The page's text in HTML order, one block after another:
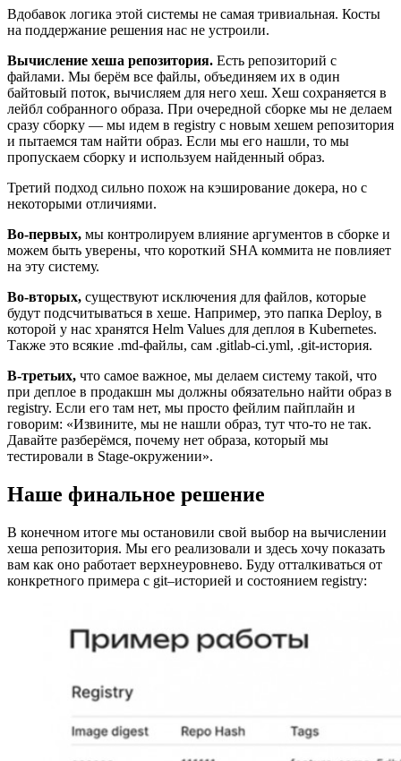
Вдобавок логика этой системы не самая тривиальная. Косты
на поддержание решения нас не устроили.
Вычисление хеша репозитория. Есть репозиторий с
файлами. Мы берём все файлы, объединяем их в один
байтовый поток, вычисляем для него хеш. Хеш сохраняется в
лейбл собранного образа. При очередной сборке мы не делаем
сразу сборку — мы идем в registry с новым хешем репозитория
и пытаемся там найти образ. Если мы его нашли, то мы
пропускаем сборку и используем найденный образ.
Третий подход сильно похож на кэширование докера, но с
некоторыми отличиями.
Во-первых, мы контролируем влияние аргументов в сборке и
можем быть уверены, что короткий SHA коммита не повлияет
на эту систему.
Во-вторых, существуют исключения для файлов, которые
будут подсчитываться в хеше. Например, это папка Deploy, в
которой у нас хранятся Helm Values для деплоя в Kubernetes.
Также это всякие .md-файлы, сам .gitlab-ci.yml, .git-история.
В-третьих, что самое важное, мы делаем систему такой, что
при деплое в продакшн мы должны обязательно найти образ в
registry. Если его там нет, мы просто фейлим пайплайн и
говорим: «Извините, мы не нашли образ, тут что-то не так.
Давайте разберёмся, почему нет образа, который мы
тестировали в Stage-окружении».
Наше финальное решение
В конечном итоге мы остановили свой выбор на вычислении
хеша репозитория. Мы его реализовали и здесь хочу показать
вам как оно работает верхнеуровнево. Буду отталкиваться от
конкретного примера с git–историей и состоянием registry: